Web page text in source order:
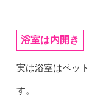
浴室は内開き
実は浴室はペッ
す。